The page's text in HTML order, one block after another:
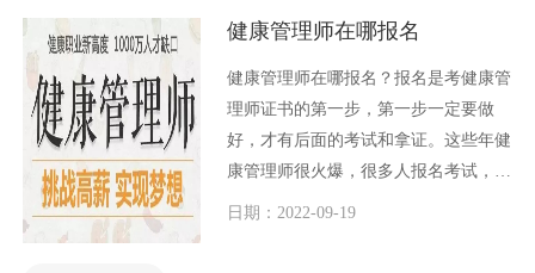
健康管理师在哪报名
健康管理师在哪报名？报名是考健康管
理师证书的第一步，第一步一定要做
好，才有后面的考试和拿证。这些年健
康管理师很火爆，很多人报名考试，因
此健康管理师培训报名考试机构如雨后
日期：2022-09-19